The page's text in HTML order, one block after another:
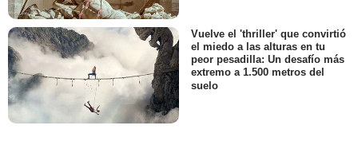
Vuelve el 'thriller' que convirtió
el miedo a las alturas en tu
peor pesadilla: Un desafío más
extremo a 1.500 metros del
suelo